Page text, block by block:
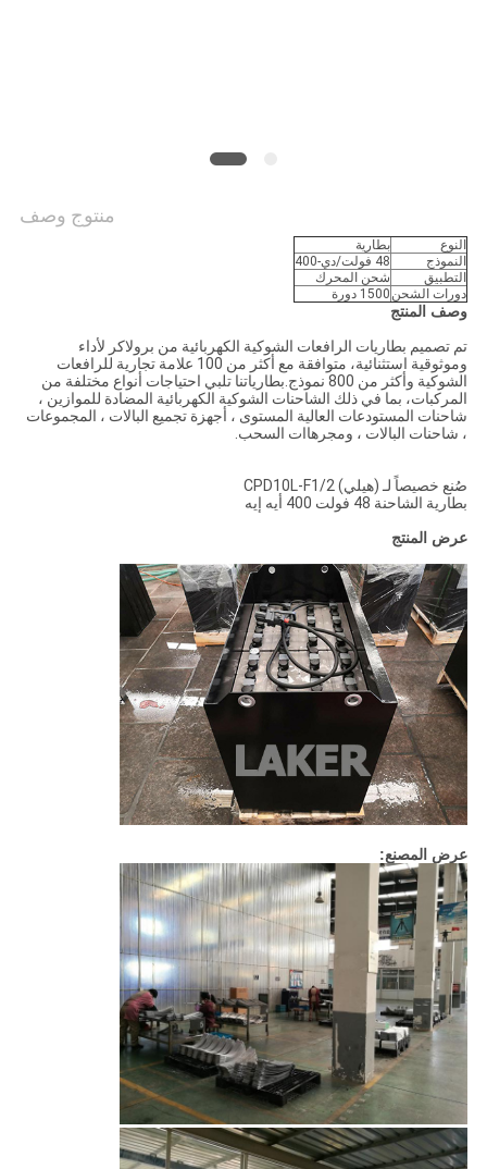
منتوج وصف
النوع
بطارية
النموذج
48 فولت/دي-400
التطبيق
شحن المحرك
دورات الشحن 1500 دورة
وصف المنتج
تم تصميم بطاريات الرافعات الشوكية الكهربائية من برولاكر لأداء
وموثوقية استثنائية، متوافقة مع أكثر من 100 علامة تجارية للرافعات
الشوكية وأكثر من 800 نموذج.بطارياتنا تلبي احتياجات أنواع مختلفة من
المركبات، بما في ذلك الشاحنات الشوكية الكهربائية المضادة للموازين ،
شاحنات المستودعات العالية المستوى ، أجهزة تجميع البالات ، المجموعات
، شاحنات البالات ، ومجرهاات السحب.
صُنع خصيصاً لـ (هيلي) CPD10L-F1/2
بطارية الشاحنة 48 فولت 400 أيه إيه
عرض المنتج
عرض المصنع: